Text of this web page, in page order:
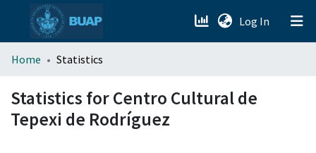
Log In (current)
menu.section.about_menu
All of DSpace
Home Statistics
Statistics for Centro Cultural de
Tepexi de Rodríguez